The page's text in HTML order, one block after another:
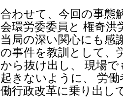
合わせて、今回の事態
会環労委委員と 権奇
当局の深い関心にも感
の事件を教訓として、
から抜け出し、 現場
起きないように、 労
働行政改革に乗り出し